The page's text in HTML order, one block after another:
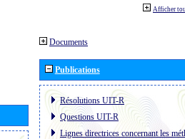
Afficher
Documents
Publications
Résolutions UIT-R
Questions UIT-R
Lignes directrices concernant les